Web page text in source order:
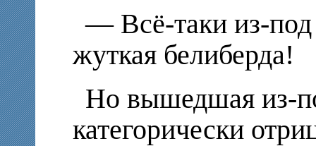
— Всё-таки из-под
жуткая белиберда!
Но вышедшая из-
категорически